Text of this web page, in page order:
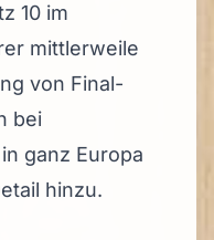
10 im
mittlerweile
von Final-
bei
ganz Europa
hinzu.